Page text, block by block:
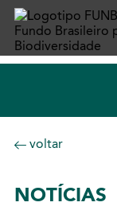
voltar
NOTÍCIAS